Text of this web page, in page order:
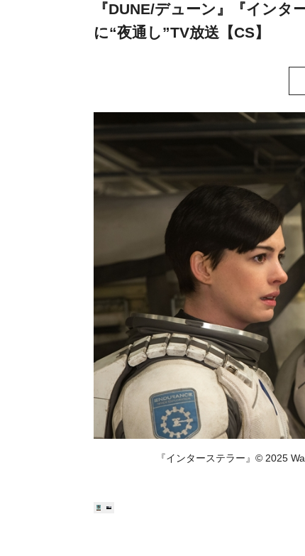
『DUNE/デューン』『インタ
に“夜通し”TV放送【CS】
『インターステラー』© 2025